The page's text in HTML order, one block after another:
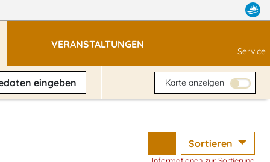
VERANSTALTUNGEN
Service
eingeben Karte anzeigen
Sortieren